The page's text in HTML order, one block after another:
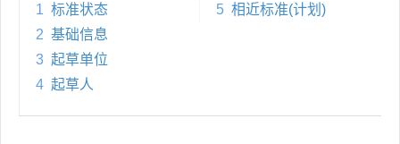
1 标准状态
2 基础信息
3 起草单位
4 起草人
5 相近标准(计划)